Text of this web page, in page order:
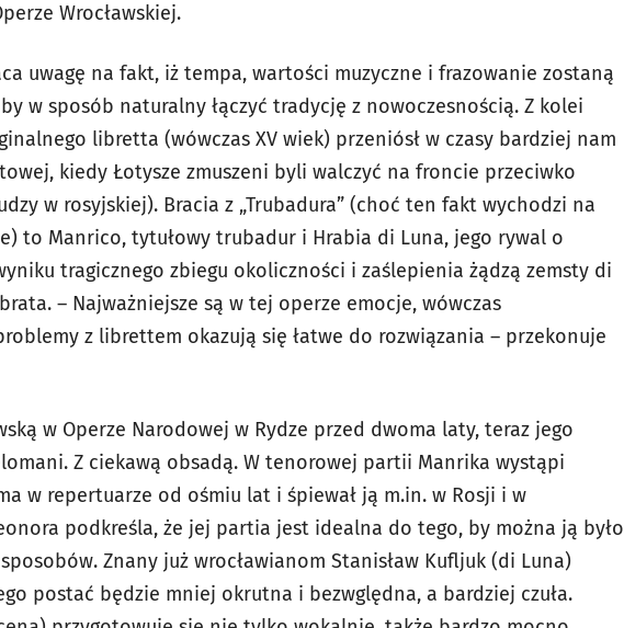
Wrocławskiej.
uwagę na fakt, iż tempa, wartości muzyczne i frazowanie zostaną
w sposób naturalny łączyć tradycję z nowoczesnością. Z kolei
libretta (wówczas XV wiek) przeniósł w czasy bardziej nam
kiedy Łotysze zmuszeni byli walczyć na froncie przeciwko
w rosyjskiej). Bracia z „Trubadura” (choć ten fakt wychodzi na
to Manrico, tytułowy trubadur i Hrabia di Luna, jego rywal o
tragicznego zbiegu okoliczności i zaślepienia żądzą zemsty di
– Najważniejsze są w tej operze emocje, wówczas
z librettem okazują się łatwe do rozwiązania – przekonuje
w Operze Narodowej w Rydze przed dwoma laty, teraz jego
Z ciekawą obsadą. W tenorowej partii Manrika wystąpi
w repertuarze od ośmiu lat i śpiewał ją m.in. w Rosji i w
podkreśla, że jej partia jest idealna do tego, by można ją było
Znany już wrocławianom Stanisław Kufljuk (di Luna)
postać będzie mniej okrutna i bezwględna, a bardziej czuła.